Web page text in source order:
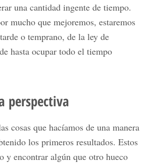
una cantidad ingente de tiempo.
mucho que mejoremos, estaremos
o temprano, de la ley de
hasta ocupar todo el tiempo
perspectiva
cosas que hacíamos de una manera
los primeros resultados. Estos
y encontrar algún que otro hueco